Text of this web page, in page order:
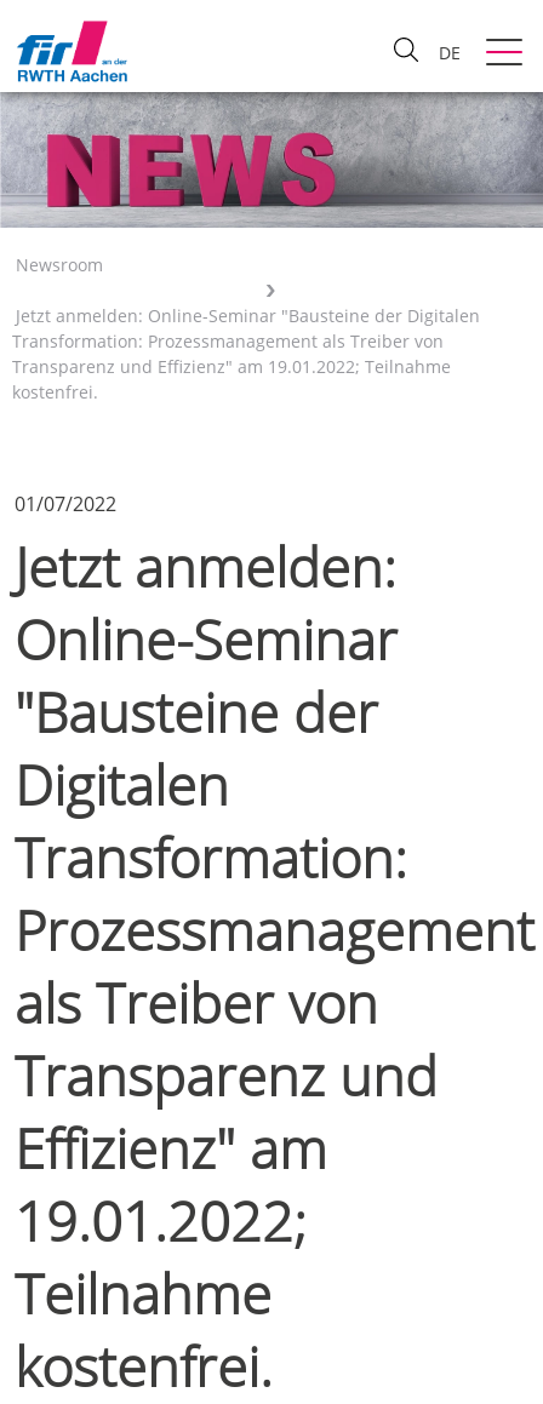
DE
Newsroom
Jetzt anmelden: Online-Seminar "Bausteine der Digitalen
Transformation: Prozessmanagement als Treiber von
Transparenz und Effizienz" am 19.01.2022; Teilnahme
kostenfrei.
01/07/2022
Jetzt anmelden:
Online-Seminar
"Bausteine der
Digitalen
Transformation:
Prozessmanagement
als Treiber von
Transparenz und
Effizienz" am
19.01.2022;
Teilnahme
kostenfrei.